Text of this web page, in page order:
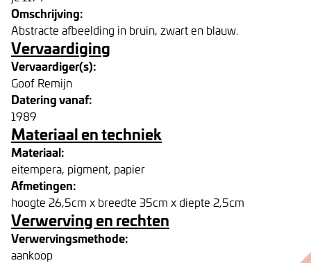
Omschrijving:
Abstracte afbeelding in bruin, zwart en blauw.
Vervaardiging
Vervaardiger(s):
Goof Remijn
Datering vanaf:
1989
Materiaal en techniek
Materiaal:
eitempera, pigment, papier
Afmetingen:
hoogte 26,5cm x breedte 35cm x diepte 2,5cm
Verwerving en rechten
Verwervingsmethode:
aankoop